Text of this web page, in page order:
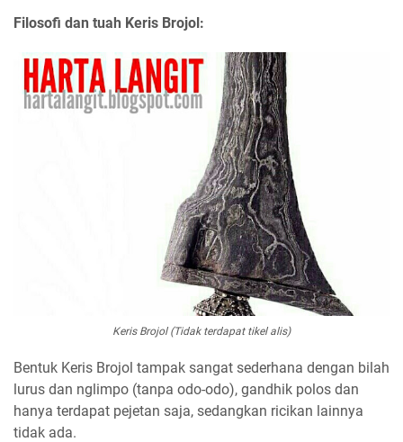
Filosofi dan tuah Keris Brojol:
Keris Brojol (Tidak terdapat tikel alis)
Bentuk Keris Brojol tampak sangat sederhana dengan bilah
lurus dan nglimpo (tanpa odo-odo), gandhik polos dan
hanya terdapat pejetan saja, sedangkan ricikan lainnya
tidak ada.